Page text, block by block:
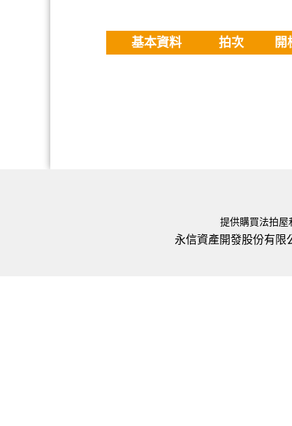
基本資料 拍次 開
提供購買法拍屋
永信資產開發股份有